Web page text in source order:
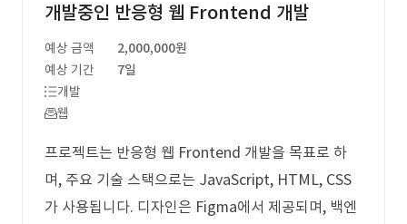
개발중인 반응형 웹 Frontend 개발
예상 금액
2,000,000원
예상 기간
7일
개발
웹
프로젝트는 반응형 웹 Frontend 개발을 목표로 하
며, 주요 기술 스택으로는 JavaScript, HTML, CSS
가 사용됩니다. 디자인은 Figma에서 제공되며, 백엔